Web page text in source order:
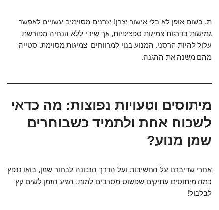
ת: בשום אופן לא בלי אישור יצרן! יצרנים מסוימים עשויים לאפשר
גמישות בדרגות צמיגות ספציפיות, אך שינוי ללא הנחיה מפורשת
עלול להיות הרסני. המנוע בנוי למרווחים וצמיגות מסוימת. סטייה
מהם משנה את ההגנה.
מיתוסים וטעויות נפוצות: מה כדאי
לשכוח אחת ולתמיד כשבוחרים
שמן מנוע?
אחרי שדיברנו על החשיבות ועל הדרך הנכונה לבחור שמן, בואו ננפץ
כמה מיתוסים עתיקים שפשוט מסרבים למות. הגיע הזמן לשים קץ
לבלבול!